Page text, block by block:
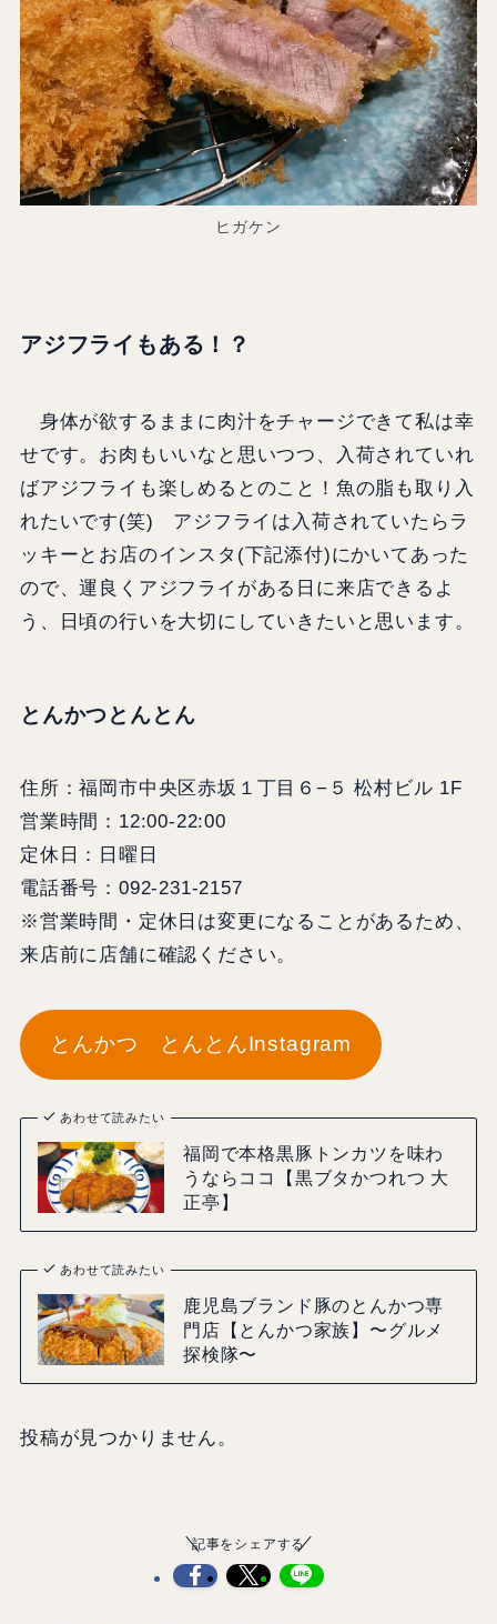
ヒガケン
アジフライもある！？
身体が欲するままに肉汁をチャージできて私は幸
せです。お肉もいいなと思いつつ、入荷されていれ
ばアジフライも楽しめるとのこと！魚の脂も取り入
れたいです(笑) アジフライは入荷されていたらラ
ッキーとお店のインスタ(下記添付)にかいてあった
ので、運良くアジフライがある日に来店できるよ
う、日頃の行いを大切にしていきたいと思います。
とんかつとんとん
住所：福岡市中央区赤坂１丁目６−５ 松村ビル 1F
営業時間：12:00-22:00
定休日：日曜日
電話番号：092-231-2157
※営業時間・定休日は変更になることがあるため、
来店前に店舗に確認ください。
とんかつ とんとんInstagram
あわせて読みたい
福岡で本格黒豚トンカツを味わ
うならココ【黒ブタかつれつ 大
正亭】
あわせて読みたい
鹿児島ブランド豚のとんかつ専
門店【とんかつ家族】〜グルメ
探検隊〜
投稿が見つかりません。
記事をシェアする